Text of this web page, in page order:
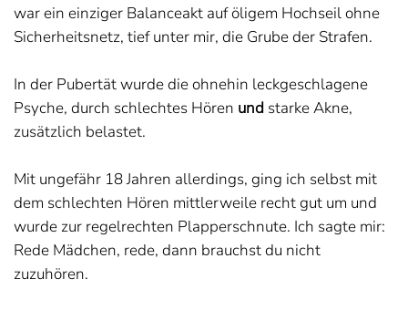
war ein einziger Balanceakt auf öligem Hochseil ohne
Sicherheitsnetz, tief unter mir, die Grube der Strafen.
In der Pubertät wurde die ohnehin leckgeschlagene
Psyche, durch schlechtes Hören und starke Akne,
zusätzlich belastet.
Mit ungefähr 18 Jahren allerdings, ging ich selbst mit
dem schlechten Hören mittlerweile recht gut um und
wurde zur regelrechten Plapperschnute. Ich sagte mir:
Rede Mädchen, rede, dann brauchst du nicht
zuzuhören.